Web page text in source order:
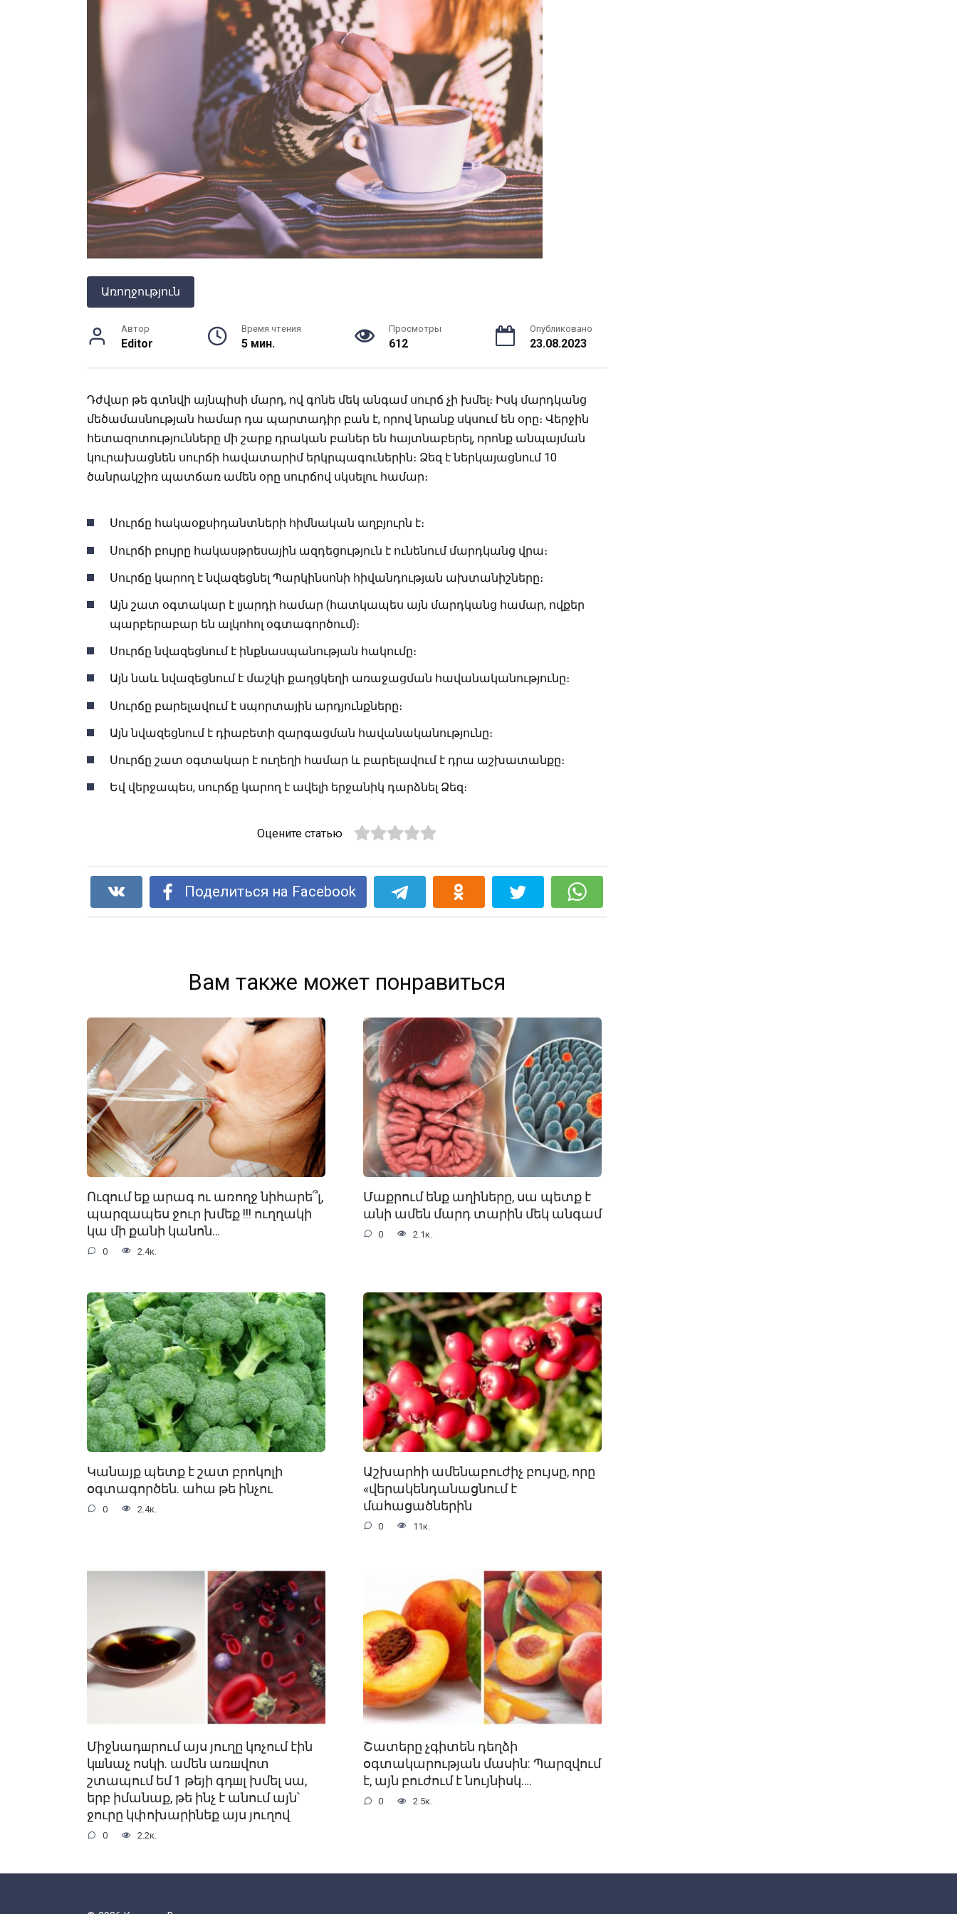
Առողջություն
Автор
Editor
Время чтения
5 мин.
Просмотры
612
Опубликовано
23.08.2023
Դժվար թե գտնվի այնպիսի մարդ, ով գոնե մեկ անգամ սուրճ չի խմել։ Իսկ մարդկանց
մեծամասնության համար դա պարտադիր բան է, որով նրանք սկսում են օրը։ Վերջին
հետազոտությունները մի շարք դրական բաներ են հայտնաբերել, որոնք անպայման
կուրախացնեն սուրճի հավատարիմ երկրպագուներին։ Ձեզ է ներկայացնում 10
ծանրակշիռ պատճառ ամեն օրը սուրճով սկսելու համար։
Սուրճը հակաօքսիդանտների հիմնական աղբյուրն է։
Սուրճի բույրը հակասթրեսային ազդեցություն է ունենում մարդկանց վրա։
Սուրճը կարող է նվազեցնել Պարկինսոնի հիվանդության ախտանիշները։
Այն շատ օգտակար է լյարդի համար (հատկապես այն մարդկանց համար, ովքեր
պարբերաբար են ալկոհոլ օգտագործում)։
Սուրճը նվազեցնում է ինքնասպանության հակումը։
Այն նաև նվազեցնում է մաշկի քաղցկեղի առաջացման հավանականությունը։
Սուրճը բարելավում է սպորտային արդյունքները։
Այն նվազեցնում է դիաբետի զարգացման հավանականությունը։
Սուրճը շատ օգտակար է ուղեղի համար և բարելավում է դրա աշխատանքը։
Եվ վերջապես, սուրճը կարող է ավելի երջանիկ դարձնել Ձեզ։
Оцените статью
Поделиться на Facebook
Вам также может понравиться
Ուզում եք արագ ու առողջ նիհարե՞լ,
պարզապես ջուր խմեք !!! ուղղակի
կա մի քանի կանոն…
0 2.4к.
Մաքրում ենք աղիները, սա պետք է
անի ամեն մարդ տարին մեկ անգամ
0 2.1к.
Կանայք պետք է շատ բրոկոլի
օգտագործեն. ահա թե ինչու
0 2.4к.
Աշխարհի ամենաբուժիչ բույսը, որը
«վերակենդանացնում է
մահացածներին
0 11к.
Միջնադшրում այս յուղը կոչում էին
կшնաչ ոսկի. ամեն առшվոտ
շտապում եմ 1 թեյի գդшլ խմել սա,
երբ իմանաք, թե ինչ է անում այն՝
ջուրը կփոխարինեք այս յուղով
0 2.2к.
Շատերը չգիտեն դեղձի
օգտակարության մասին: Պարզվում
է, այն բուժում է նույնիսկ….
0 2.5к.